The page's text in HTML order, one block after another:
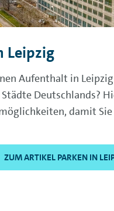
Leipzig
Aufenthalt in
Deutschlands?
damit
ZUM ARTIKEL PARKEN IN